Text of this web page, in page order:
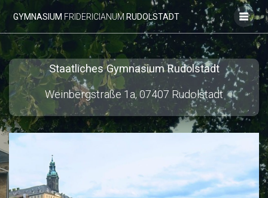
Zum
Inhalt
springen
GYMNASIUM FRIDERICIANUMRUDOLSTADT
Staatliches Gymnasium Rudolstadt
Weinbergstraße 1a, 07407 Rudolstadt